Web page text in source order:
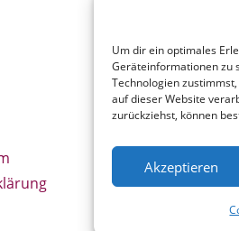
Um dir ein optimales
Geräteinformationen zu
Technologien
auf dieser Website
zurückziehst, können
Akzeptieren